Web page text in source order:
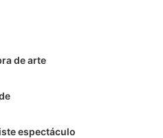
de arte
espectáculo